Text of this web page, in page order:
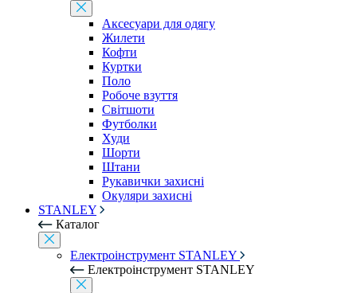
Аксесуари для одягу
Жилети
Кофти
Куртки
Поло
Робоче взуття
Світшоти
Футболки
Худи
Шорти
Штани
Рукавички захисні
Окуляри захисні
STANLEY
Каталог
Електроінструмент STANLEY
Електроінструмент STANLEY